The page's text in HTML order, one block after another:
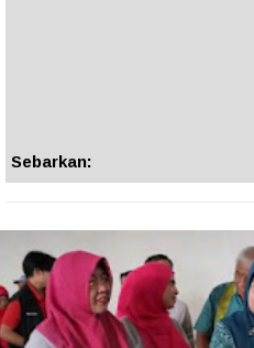
Sebarkan: